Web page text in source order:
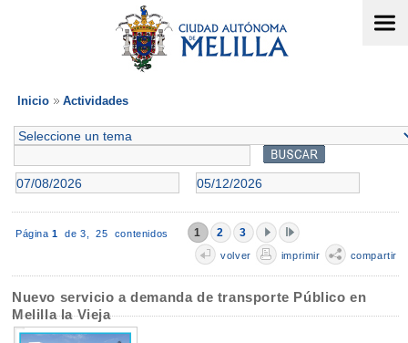
Inicio Actividades
Página 1 de 3,25 contenidos 1 2 3
volver imprimir compartir
Nuevo servicio a demanda de transporte Público en
Melilla la Vieja